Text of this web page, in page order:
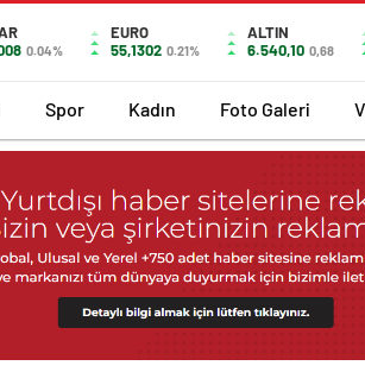
0.04%
EURO
55,1302 0.21%
ALTIN
6.540,10 0,68
Spor Kadın Foto Galeri